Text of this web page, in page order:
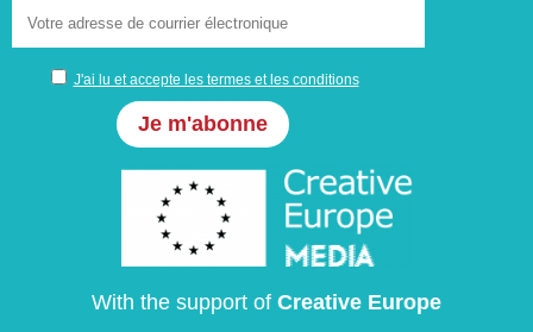
J'ai lu et accepte les termes et les conditions
With the support of Creative Europe